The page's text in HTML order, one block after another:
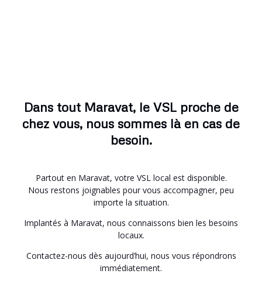
Dans tout Maravat, le VSL proche de
chez vous, nous sommes là en cas de
besoin.
Partout en Maravat, votre VSL local est disponible.
Nous restons joignables pour vous accompagner, peu
importe la situation.
Implantés à Maravat, nous connaissons bien les besoins
locaux.
Contactez-nous dès aujourd’hui, nous vous répondrons
immédiatement.